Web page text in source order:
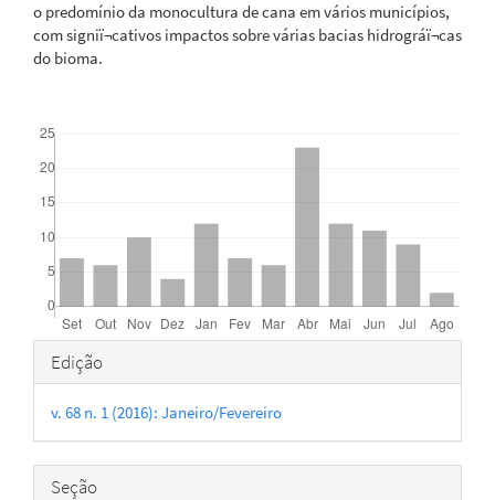
o predomínio da monocultura de cana em vários municípios,
com signiï¬cativos impactos sobre várias bacias hidrográï¬cas
do bioma.
Detalhes
do
artigo
Edição
v. 68 n. 1 (2016): Janeiro/Fevereiro
Seção